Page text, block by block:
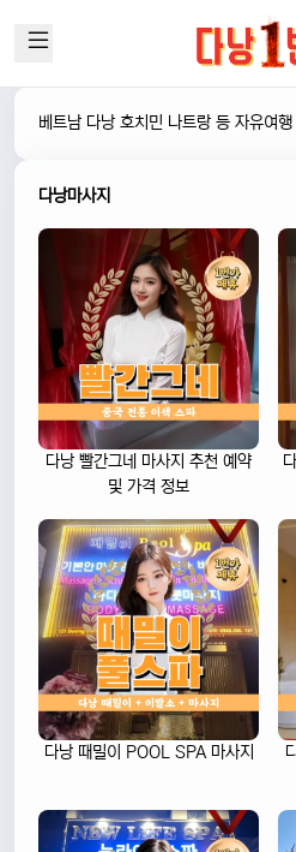
베트남 다낭 호치민 나트랑 등 자유여
다낭마사지
다낭 빨간그네 마사지 추천 예약
및 가격 정보
다낭 때밀이 POOL SPA 마사지